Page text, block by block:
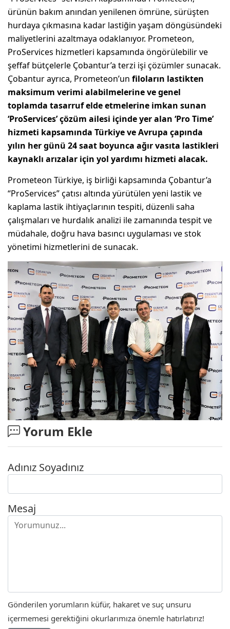
ürünün bakım anından yenilenen ömrüne, sürüşten
hurdaya çıkmasına kadar lastiğin yaşam döngüsündeki
maliyetlerini azaltmaya odaklanıyor. Prometeon,
ProServices hizmetleri kapsamında öngörülebilir ve
şeffaf bütçelerle Çobantur’a terzi işi çözümler sunacak.
Çobantur ayrıca, Prometeon’un filoların lastikten
maksimum verimi alabilmelerine ve genel
toplamda tasarruf elde etmelerine imkan sunan
‘ProServices’ çözüm ailesi içinde yer alan ‘Pro Time’
hizmeti kapsamında Türkiye ve Avrupa çapında
yılın her günü 24 saat boyunca ağır vasıta lastikleri
kaynaklı arızalar için yol yardımı hizmeti alacak.
Prometeon Türkiye, iş birliği kapsamında Çobantur’a
“ProServices” çatısı altında yürütülen yeni lastik ve
kaplama lastik ihtiyaçlarının tespiti, düzenli saha
çalışmaları ve hurdalık analizi ile zamanında tespit ve
müdahale, doğru hava basıncı uygulaması ve stok
yönetimi hizmetlerini de sunacak.
Yorum Ekle
Adınız Soyadınız
Mesaj
Gönderilen yorumların küfür, hakaret ve suç unsuru
içermemesi gerektiğini okurlarımıza önemle hatırlatırız!